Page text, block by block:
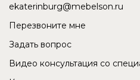
ekaterinburg@mebelson.ru
Перезвоните мне
Задать вопрос
Видео консультация со